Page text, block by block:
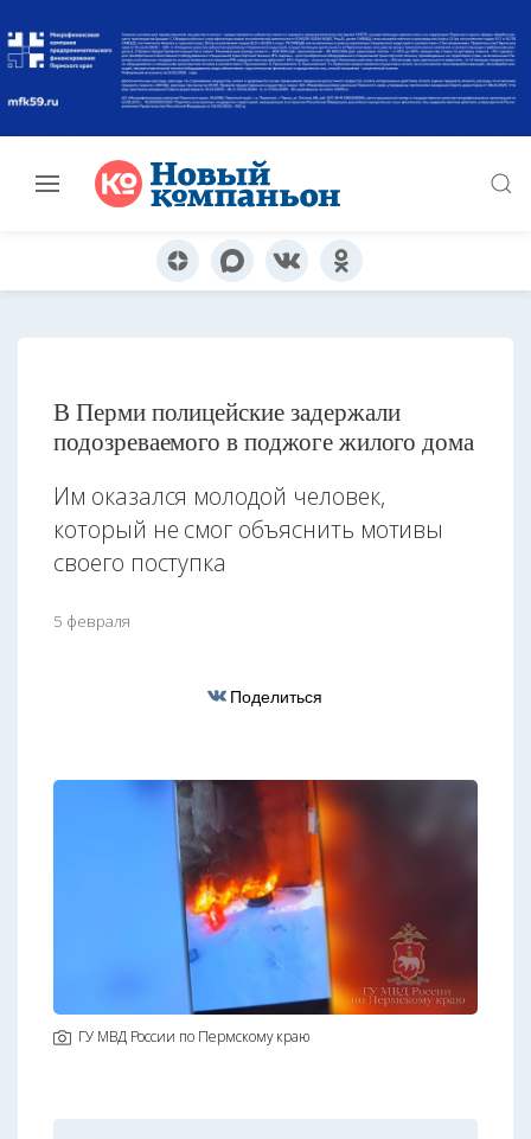
В Перми полицейские задержали
подозреваемого в поджоге жилого дома
Им оказался молодой человек,
который не смог объяснить мотивы
своего поступка
5 февраля
Поделиться
ГУ МВД России по Пермскому краю